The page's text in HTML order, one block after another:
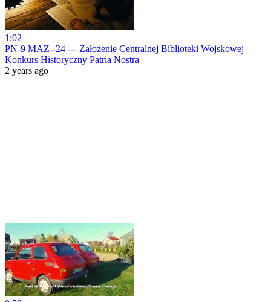
1:02
PN-9 MAZ--24 --- Założenie Centralnej Biblioteki Wojskowej
Konkurs Historyczny Patria Nostra
2 years ago